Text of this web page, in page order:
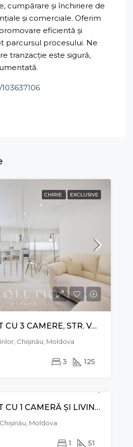
cumpărare și închiriere de
și comerciale. Oferim
eficientă și
parcursul procesului. Ne
tranzacție este sigură,
CHIRIE EXCLUSIVE
APARTAMENT CU 3 CAMERE, STR. VALEA TRANDAFIRILOR, CENTRU
Chișinău, Moldova
3 125
VÂNZAREAPARTAMENT CU 1 CAMERĂ ȘI LIVING, STR. ALBA IULIA, BUIUCANI
Moldova
1 51